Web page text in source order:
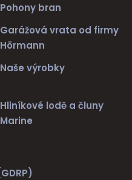
Pohony bran
Garážová vrata od firmy
Hörmann
Naše výrobky
Hliníkové lodě a čluny
Marine